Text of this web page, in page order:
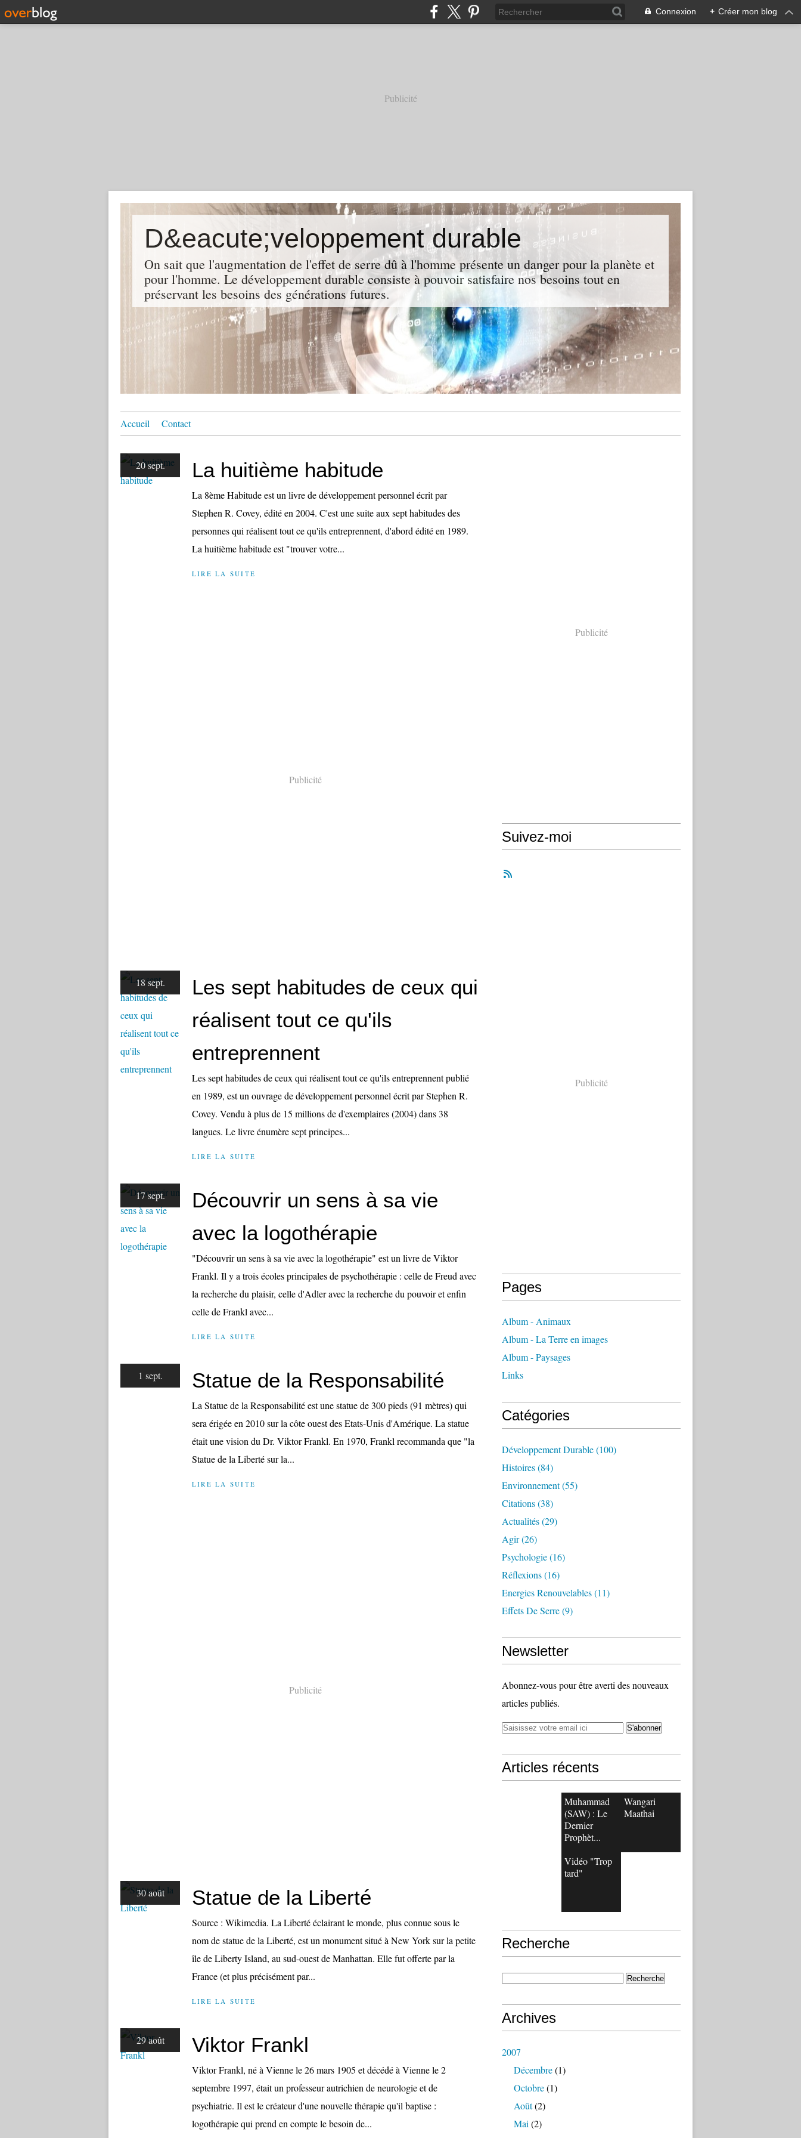
Connexion + Créer mon blog
Publicité
D&eacute;veloppement durable
On sait que l'augmentation de l'effet de serre dû à l'homme présente un danger pour la planète et
pour l'homme. Le développement durable consiste à pouvoir satisfaire nos besoins tout en
préservant les besoins des générations futures.
Accueil Contact
20 sept. La huitième habitude
La 8ème Habitude est un livre de développement personnel écrit par
Stephen R. Covey, édité en 2004. C'est une suite aux sept habitudes des
personnes qui réalisent tout ce qu'ils entreprennent, d'abord édité en 1989.
La huitième habitude est "trouver votre...
LIRE LA SUITE
Publicité
18 sept.
Les sept habitudes de ceux qui
réalisent tout ce qu'ils
entreprennent
Les sept habitudes de ceux qui réalisent tout ce qu'ils entreprennent publié
en 1989, est un ouvrage de développement personnel écrit par Stephen R.
Covey. Vendu à plus de 15 millions de d'exemplaires (2004) dans 38
langues. Le livre énumère sept principes...
LIRE LA SUITE
17 sept.
Découvrir un sens à sa vie
avec la logothérapie
"Découvrir un sens à sa vie avec la logothérapie" est un livre de Viktor
Frankl. Il y a trois écoles principales de psychothérapie : celle de Freud avec
la recherche du plaisir, celle d'Adler avec la recherche du pouvoir et enfin
celle de Frankl avec...
LIRE LA SUITE
1 sept. Statue de la Responsabilité
La Statue de la Responsabilité est une statue de 300 pieds (91 mètres) qui
sera érigée en 2010 sur la côte ouest des Etats-Unis d'Amérique. La statue
était une vision du Dr. Viktor Frankl. En 1970, Frankl recommanda que "la
Statue de la Liberté sur la...
LIRE LA SUITE
Publicité
30 août Statue de la Liberté
Source : Wikimedia. La Liberté éclairant le monde, plus connue sous le
nom de statue de la Liberté, est un monument situé à New York sur la petite
île de Liberty Island, au sud-ouest de Manhattan. Elle fut offerte par la
France (et plus précisément par...
LIRE LA SUITE
29 août Viktor Frankl
Viktor Frankl, né à Vienne le 26 mars 1905 et décédé à Vienne le 2
septembre 1997, était un professeur autrichien de neurologie et de
psychiatrie. Il est le créateur d'une nouvelle thérapie qu'il baptise :
logothérapie qui prend en compte le besoin de...
Publicité
Suivez-moi
Publicité
Pages
Album - Animaux
Album - La Terre en images
Album - Paysages
Links
Catégories
Développement Durable(100)
Histoires(84)
Environnement(55)
Citations(38)
Actualités(29)
Agir(26)
Psychologie(16)
Réflexions(16)
Energies Renouvelables(11)
Effets De Serre(9)
Newsletter
Abonnez-vous pour être averti des nouveaux
articles publiés.
Articles récents
Muhammad
(SAW) : Le
Dernier
Prophèt...
Wangari
Maathai
Vidéo "Trop
tard"
Recherche
Archives
2007
Décembre(1)
Octobre(1)
Août(2)
Mai (2)